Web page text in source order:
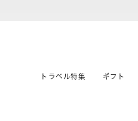
トラベル特集 ギフト